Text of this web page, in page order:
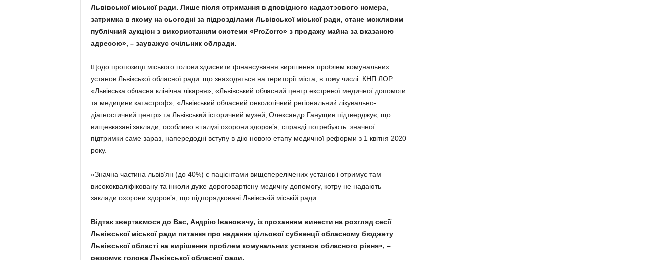
Львівської міської ради. Лише після отримання відповідного кадастрового номера,
затримка в якому на сьогодні за підрозділами Львівської міської ради, стане можливим
публічний аукціон з використанням системи «ProZorro» з продажу майна за вказаною
адресою», – зауважує очільник облради.
Щодо пропозиції міського голови здійснити фінансування вирішення проблем комунальних
установ Львівської обласної ради, що знаходяться на території міста, в тому числі КНП ЛОР
«Львівська обласна клінічна лікарня», «Львівський обласний центр екстреної медичної допомоги
та медицини катастроф», «Львівський обласний онкологічний регіональний лікувально-
діагностичний центр» та Львівський історичний музей, Олександр Ганущин підтверджує, що
вищевказані заклади, особливо в галузі охорони здоров’я, справді потребують значної
підтримки саме зараз, напередодні вступу в дію нового етапу медичної реформи з 1 квітня 2020
року.
«Значна частина львів’ян (до 40%) є пацієнтами вищеперелічених установ і отримує там
висококваліфіковану та інколи дуже дороговартісну медичну допомогу, котру не надають
заклади охорони здоров’я, що підпорядковані Львівській міській ради.
Відтак звертаємося до Вас, Андрію Івановичу, із проханням винести на розгляд сесії
Львівської міської ради питання про надання цільової субвенції обласному бюджету
Львівської області на вирішення проблем комунальних установ обласного рівня», –
резюмує голова Львівської обласної ради.